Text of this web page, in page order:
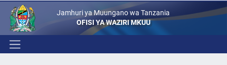
Jamhuri ya Muungano wa Tanzania
OFISI YA WAZIRI MKUU